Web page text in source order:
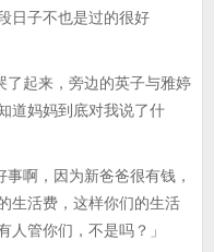
日子不也是过的很好
起来，旁边的英子与雅婷
道妈妈到底对我说了什
啊，因为新爸爸很有钱，
生活费，这样你们的生活
人管你们，不是吗？」